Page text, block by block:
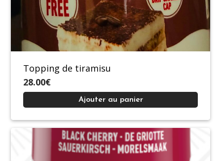
Topping de tiramisu
28.00€
Ajouter au panier